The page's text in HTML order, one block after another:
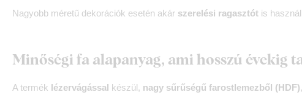
Nagyobb méretű dekorációk esetén akár szerelési ragasztót is
Minőségi fa alapanyag, ami hosszú évekig
A termék lézervágással készül, nagy sűrűségű farostlemezből (HDF)